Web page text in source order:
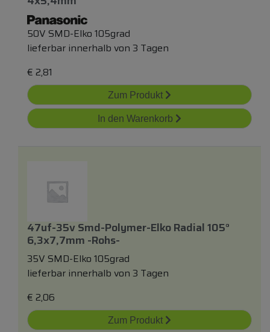
50V SMD-Elko 105grad
lieferbar innerhalb von 3 Tagen
€ 2,81
Zum Produkt
In den Warenkorb
47uf-35v Smd-Polymer-Elko Radial 105°
6,3x7,7mm -rohs-
35V SMD-Elko 105grad
lieferbar innerhalb von 3 Tagen
€ 2,06
Zum Produkt